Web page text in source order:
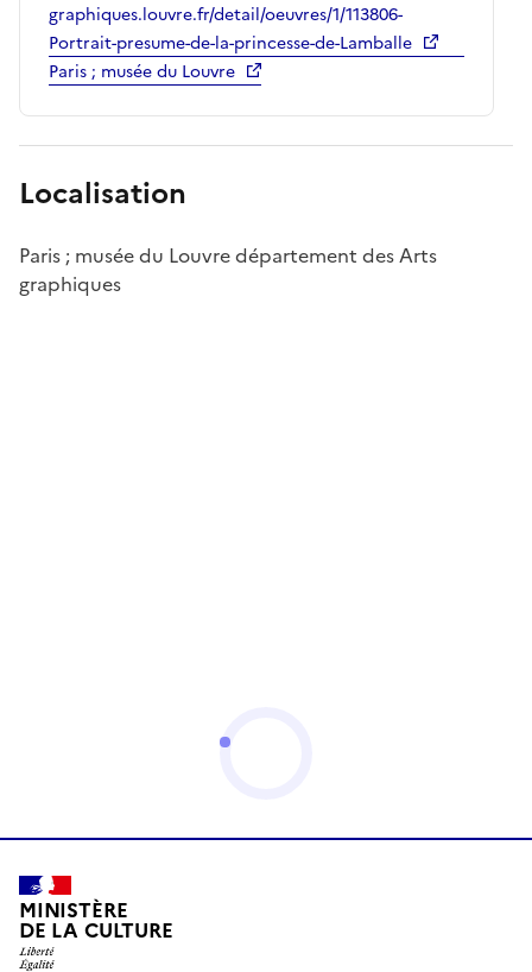
graphiques.louvre.fr/detail/oeuvres/1/113806-
Portrait-presume-de-la-princesse-de-Lamballe
Paris ; musée du Louvre
Localisation
Paris ; musée du Louvre département des Arts
graphiques
MINISTÈRE
DE LA CULTURE